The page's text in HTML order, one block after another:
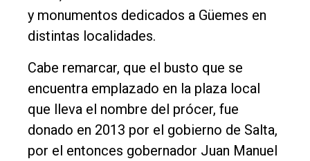
y monumentos dedicados a Güemes en
distintas localidades.
Cabe remarcar, que el busto que se
encuentra emplazado en la plaza local
que lleva el nombre del prócer, fue
donado en 2013 por el gobierno de Salta,
por el entonces gobernador Juan Manuel